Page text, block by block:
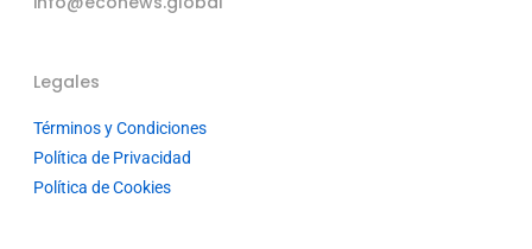
Legales
Términos y Condiciones
Política de Privacidad
Política de Cookies